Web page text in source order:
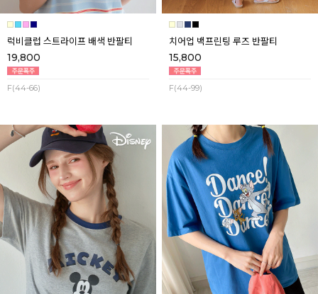
럭비클럽 스트라이프 배색 반팔티
19,800
F(44-66)
치어업 백프린팅 루즈 반팔티
15,800
F(44-99)